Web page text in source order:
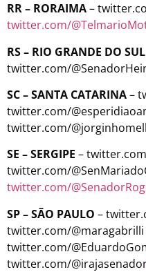
RR – RORAIMA–
twitter.com/
RS – RIO GRANDE DO SUL
twitter.com/
SC – SANTA CATARINA–
twitter.com/
twitter.com/
SE – SERGIPE –
twitter.com/
twitter.com/
SP – SÃO PAULO –
twitter.com/@maragabrilli
twitter.com/
twitter.com/